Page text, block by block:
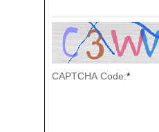
CAPTCHA Code:*